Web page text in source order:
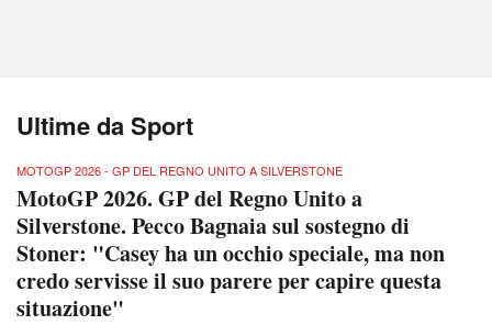
Ultime da Sport
MOTOGP 2026 - GP DEL REGNO UNITO A SILVERSTONE
MotoGP 2026. GP del Regno Unito a
Silverstone. Pecco Bagnaia sul sostegno di
Stoner: "Casey ha un occhio speciale, ma non
credo servisse il suo parere per capire questa
situazione"